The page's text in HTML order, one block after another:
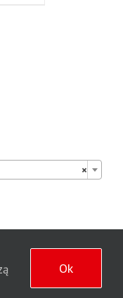
×
strony
sklep internetowy
Ok